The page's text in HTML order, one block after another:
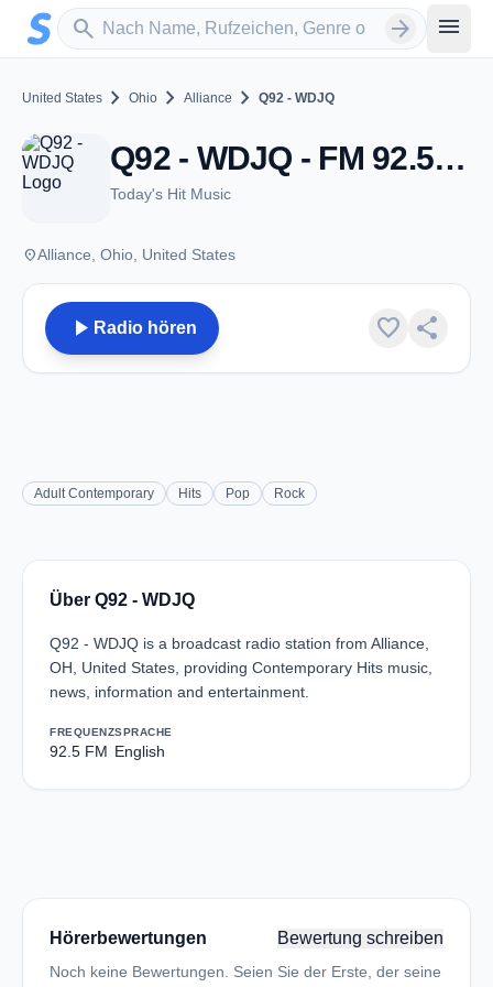
Zum Hauptinhalt springen
search
Sender suchen arrow_forward menu
United States chevron_right Ohio chevron_right Alliance chevron_right Q92 - WDJQ
Q92 - WDJQ - FM 92.5 - Alliance, OH
Today's Hit Music
placeAlliance, Ohio, United States
play_arrow Radio hören favorite share
Adult Contemporary Hits Pop Rock
Über Q92 - WDJQ
Q92 - WDJQ is a broadcast radio station from Alliance,
OH, United States, providing Contemporary Hits music,
news, information and entertainment.
FREQUENZ
92.5 FM
SPRACHE
English
Hörerbewertungen Bewertung schreiben
Noch keine Bewertungen. Seien Sie der Erste, der seine